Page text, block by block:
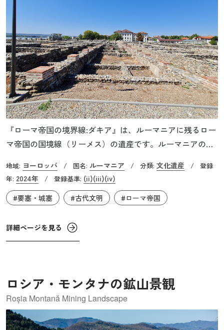
『ローマ帝国の境界線:ダキア』は、ルーマニアに残るロー
マ帝国の国境線（リーメス）の遺産です。ルーマニアのカ
人と呼ばれる人々が暮らしていましたが、ローマ帝国との2
度の戦争を経てダキアは征服されました。106年から271年
まで、ダキアの国境線はローマの支配下に置かれ、ドナウ
の国境線は、ドナウ川下流域から、カルパティア山脈の内
縁に沿うように敷設されました。ヨーロッパにおけるロー
のアクセスを提供する重大な役割も有していました。世界
遺産には、1,000kmを越える国境線に沿って立つ277の要素
で構成されています。要塞や土塁、監視塔、仮設野営地、
民間人の居住地などの構成資産から形成されます。北方国
地域: ヨーロッパ / 国名: ルーマニア / 分類: 文化遺産 /
登録
年: 2024年 / 登録基準: (ii)(iii)(iv)
#要塞・城塞
#古代文明 #ローマ帝国
詳細ページを見る
ロシア・モンタナの鉱山景観
Roșia Montană Mining Landscape